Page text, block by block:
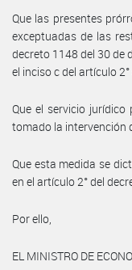
Que las presentes
exceptuadas de las
decreto 1148 del 30 de
el inciso c del artículo 2°
Que el servicio
tomado la intervención
Que esta medida se
en el artículo 2° del
Por ello,
EL MINISTRO DE